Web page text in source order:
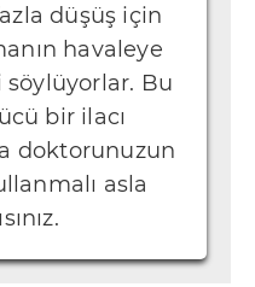
düşüş için
havaleye
Bu
bir ilacı
doktorunuzun
asla